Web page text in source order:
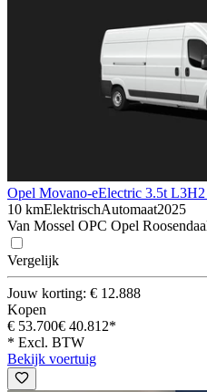
Opel Movano-eElectric 3.5t
10 kmElektrischAutomaat2025
Van Mossel OPC Opel
Vergelijk
Jouw korting: € 12.888
Kopen
€ 53.700€ 40.812*
* Excl. BTW
Bekijk voertuig